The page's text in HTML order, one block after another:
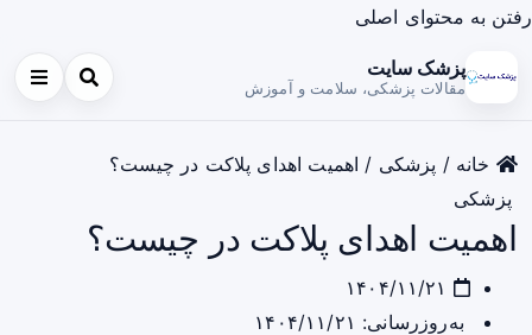
رفتن به محتوای اصلی
پزشک سایت
مقالات پزشکی، سلامت و آموزش
خانه / پزشکی / اهمیت اهدای پلاکت در چیست؟
پزشکی
اهمیت اهدای پلاکت در چیست؟
به‌روزرسانی: ۱۴۰۴/۱۱/۲۱